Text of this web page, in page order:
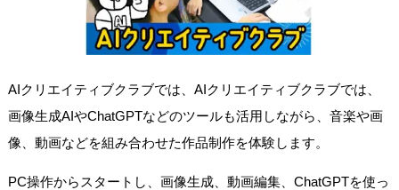
AIクリエイティブクラブでは、AIクリエイティブクラブでは、
画像生成AIやChatGPTなどのツールも活用しながら、音楽や画
像、動画などを組み合わせた作品制作を体験します。
PC操作からスタートし、画像生成、動画編集、ChatGPTを使っ